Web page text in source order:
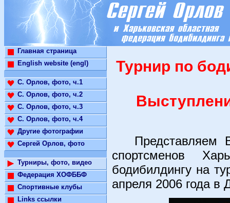
Главная страница
English website (engl)
С. Орлов, фото, ч.1
С. Орлов, фото, ч.2
С. Орлов, фото, ч.3
С. Орлов, фото, ч.4
Другие фотографии
Сергей Орлов, фото
Турниры, фото, видео
Федерация ХОФББФ
Спортивные клубы
Links ссылки
Турнир по
Представляем
спортсменов
бодибилдингу на
апреля 2006 года